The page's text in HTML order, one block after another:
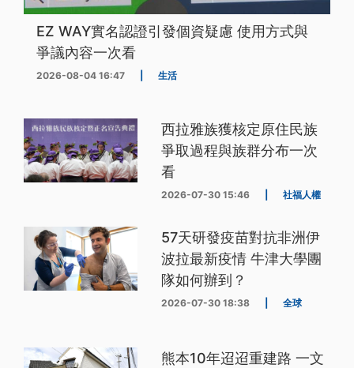
EZ WAY實名認證引發個資疑慮 使用方式與
爭議內容一次看
2026-08-04 16:47 生活
西拉雅族獲核定原住民族
爭取過程與族群分布一次
看
2026-07-30 15:46 社福人權
57天研發疫苗對抗非洲伊
波拉最新疫情 牛津大學團
隊如何辦到？
2026-07-30 18:38 全球
熊本10年迢迢重建路 一文